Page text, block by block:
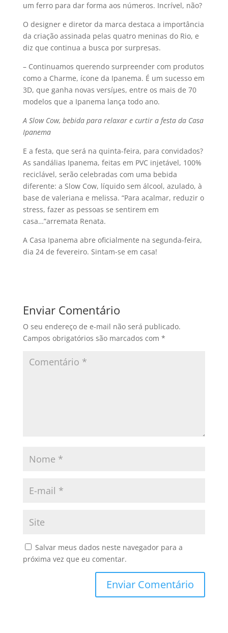
um ferro para dar forma aos números. Incrí­vel, não?
O designer e diretor da marca destaca a importância
da criação assinada pelas quatro meninas do Rio, e
diz que continua a busca por surpresas.
– Continuamos querendo surpreender com produtos
como a Charme, í­cone da Ipanema. É um sucesso em
3D, que ganha novas versíµes, entre os mais de 70
modelos que a Ipanema lança todo ano.
A Slow Cow, bebida para relaxar e curtir a festa da Casa
Ipanema
E a festa, que será na quinta-feira, para convidados?
As sandálias Ipanema, feitas em PVC injetável, 100%
reciclável, serão celebradas com uma bebida
diferente: a Slow Cow, lí­quido sem álcool, azulado, à
base de valeriana e melissa. “Para acalmar, reduzir o
stress, fazer as pessoas se sentirem em
casa…”arremata Renata.
A Casa Ipanema abre oficialmente na segunda-feira,
dia 24 de fevereiro. Sintam-se em casa!
Enviar Comentário
O seu endereço de e-mail não será publicado.
Campos obrigatórios são marcados com *
Salvar meus dados neste navegador para a
próxima vez que eu comentar.